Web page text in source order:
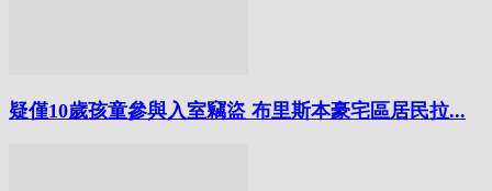
疑僅10歲孩童參與入室竊盜 布里斯本豪宅區居民拉...